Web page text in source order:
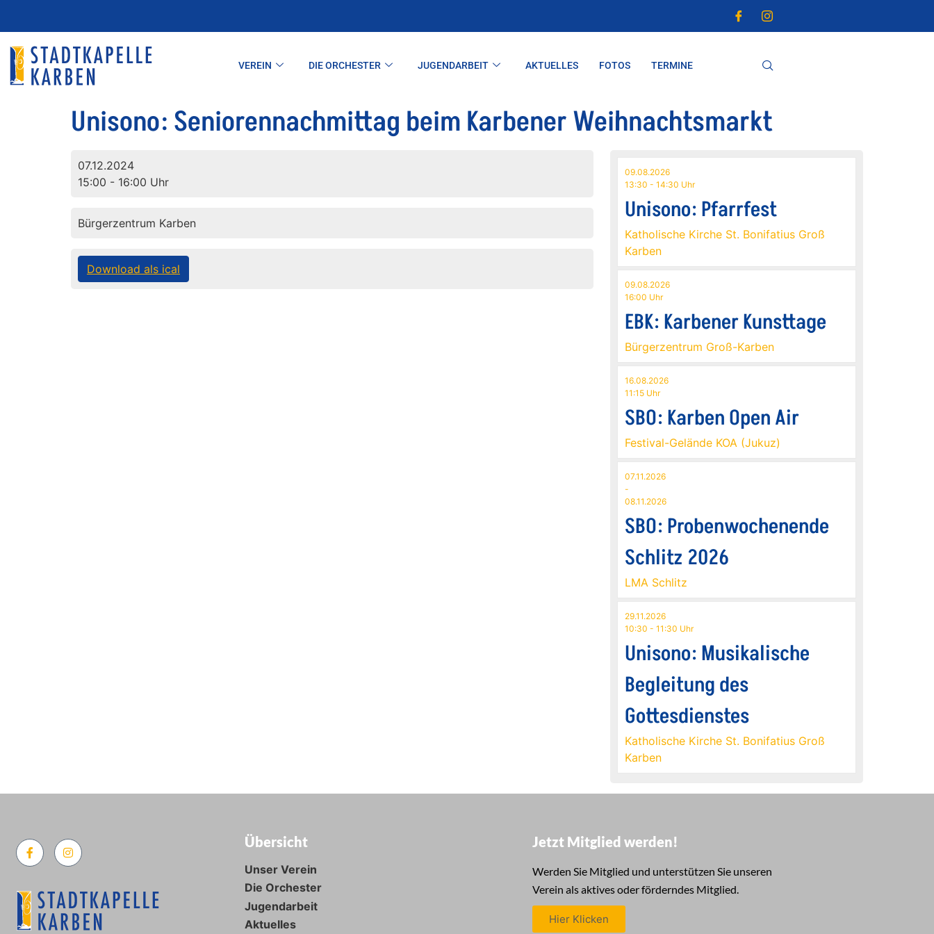
VEREIN DIE ORCHESTER JUGENDARBEIT AKTUELLES FOTOS TERMINE
Unisono: Seniorennachmittag beim Karbener Weihnachtsmarkt
07.12.2024
15:00 - 16:00 Uhr
Bürgerzentrum Karben
Download als ical
09.08.2026
13:30 - 14:30 Uhr
Unisono: Pfarrfest
Katholische Kirche St. Bonifatius Groß
Karben
09.08.2026
16:00 Uhr
EBK: Karbener Kunsttage
Bürgerzentrum Groß-Karben
16.08.2026
11:15 Uhr
SBO: Karben Open Air
Festival-Gelände KOA (Jukuz)
07.11.2026
-
08.11.2026
SBO: Probenwochenende
Schlitz 2026
LMA Schlitz
29.11.2026
10:30 - 11:30 Uhr
Unisono: Musikalische
Begleitung des
Gottesdienstes
Katholische Kirche St. Bonifatius Groß
Karben
Übersicht
Unser Verein
Die Orchester
Jugendarbeit
Aktuelles
Jetzt Mitglied werden!
Werden Sie Mitglied und unterstützen Sie unseren
Verein als aktives oder förderndes Mitglied.
Hier Klicken